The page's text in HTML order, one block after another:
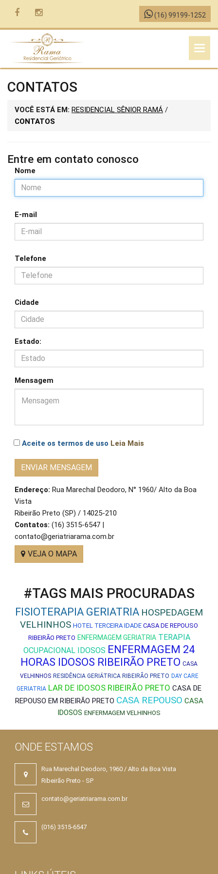
(16) 99199-1252
MENU
CONTATOS
VOCÊ ESTÁ EM: RESIDENCIAL SÊNIOR RAMÁ /
CONTATOS
Entre em contato conosco
Nome
E-mail
Telefone
Cidade
Estado:
Mensagem
Aceite os termos de uso Leia Mais
ENVIAR MENSAGEM
Endereço: Rua Marechal Deodoro, N° 1960/ Alto da Boa
Vista
Ribeirão Preto (SP) / 14025-210
Contatos: (16) 3515-6547 |
contato@geriatriarama.com.br
VEJA O MAPA
#TAGS MAIS PROCURADAS
FISIOTERAPIA GERIATRIA HOSPEDAGEM
VELHINHOS HOTEL TERCEIRA IDADE CASA DE REPOUSO
RIBEIRÃO PRETO ENFERMAGEM GERIATRIA TERAPIA
OCUPACIONAL IDOSOS ENFERMAGEM 24
HORAS IDOSOS RIBEIRÃO PRETO CASA
VELHINHOS RESIDÊNCIA GERIÁTRICA RIBEIRÃO PRETO DAY CARE
GERIATRIA LAR DE IDOSOS RIBEIRÃO PRETO CASA DE
REPOUSO EM RIBEIRÃO PRETO CASA REPOUSO CASA
IDOSOS ENFERMAGEM VELHINHOS
ONDE ESTAMOS
Rua Marechal Deodoro, 1960 / Alto da Boa Vista
Ribeirão Preto - SP
contato@geriatriarama.com.br
(016) 3515-6547